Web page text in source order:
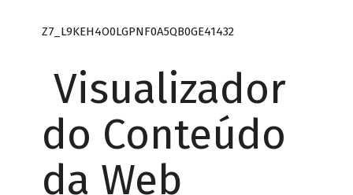
Z7_L9KEH4O0LGPNF0A5QB0GE41432
Visualizador
do Conteúdo
da Web